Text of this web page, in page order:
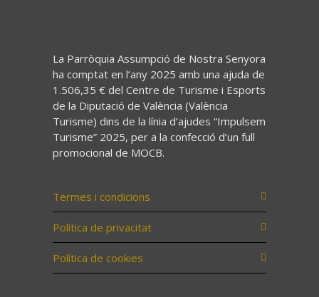
La Parròquia Assumpció de Nostra Senyora
ha comptat en l’any 2025 amb una ajuda de
1.506,35 € del Centre de Turisme i Esports
de la Diputació de València (València
Turisme) dins de la línia d’ajudes “Impulsem
Turisme” 2025, per a la confecció d’un full
promocional de MOCB.
Termes i condicions
Política de privacitat
Política de cookies